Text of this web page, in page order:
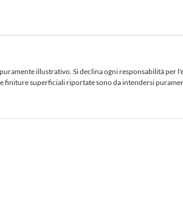
illustrativo. Si declina ogni responsabilità
superficiali riportate sono da intendersi